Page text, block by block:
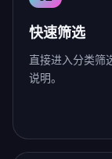
快速筛选
直接进入分类筛
说明。